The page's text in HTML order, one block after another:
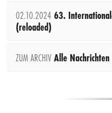
02.10.2024 63.
(reloaded)
ZUM ARCHIVAlle